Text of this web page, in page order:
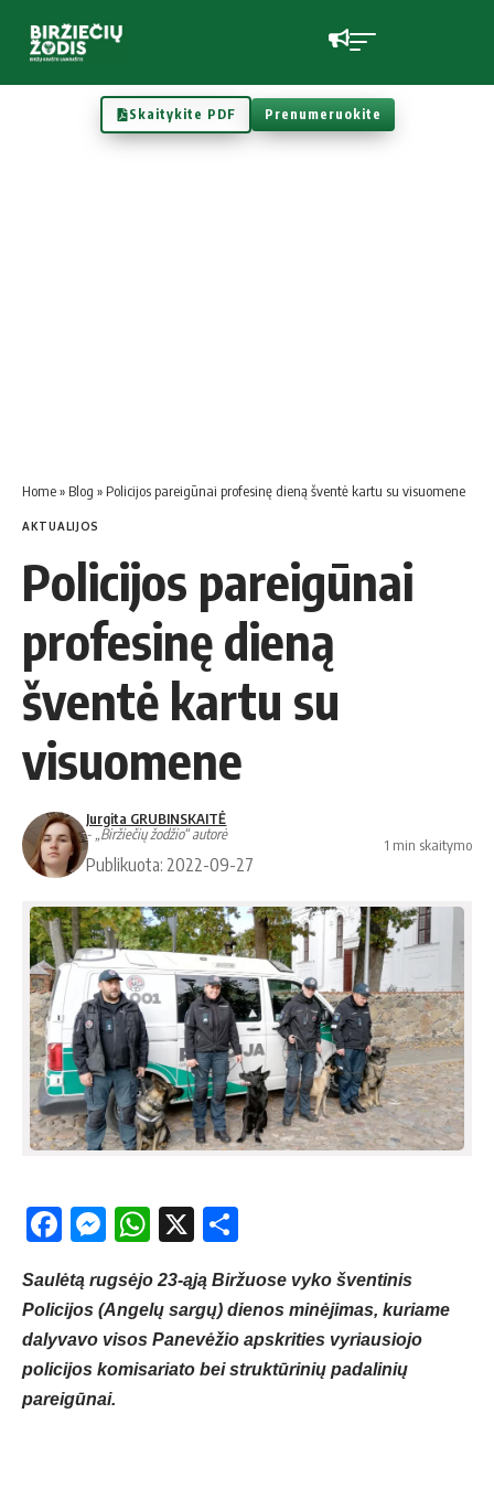
Skaitykite PDF Prenumeruokite
Home» Blog » Policijos pareigūnai profesinę dieną šventė kartu su visuomene
AKTUALIJOS
Policijos pareigūnai
profesinę dieną
šventė kartu su
visuomene
Jurgita GRUBINSKAITĖ
- „Biržiečių žodžio“ autorė
Publikuota: 2022-09-27
1 min skaitymo
Facebook
Messenger
WhatsApp
X
Saulėtą rugsėjo 23-ąją Biržuose vyko šventinis
Policijos (Angelų sargų) dienos minėjimas, kuriame
dalyvavo visos Panevėžio apskrities vyriausiojo
policijos komisariato bei struktūrinių padalinių
pareigūnai.